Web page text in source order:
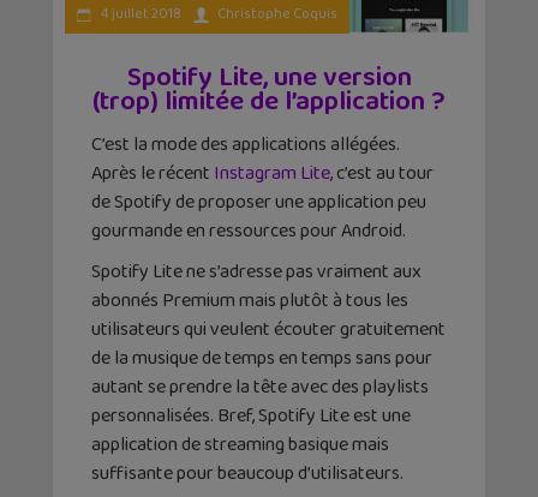
4 juillet 2018 Christophe Coquis
Spotify Lite, une version
(trop) limitée de l’application ?
C’est la mode des applications allégées.
Après le récent Instagram Lite, c’est au tour
de Spotify de proposer une application peu
gourmande en ressources pour Android.
Spotify Lite ne s’adresse pas vraiment aux
abonnés Premium mais plutôt à tous les
utilisateurs qui veulent écouter gratuitement
de la musique de temps en temps sans pour
autant se prendre la tête avec des playlists
personnalisées. Bref, Spotify Lite est une
application de streaming basique mais
suffisante pour beaucoup d’utilisateurs.